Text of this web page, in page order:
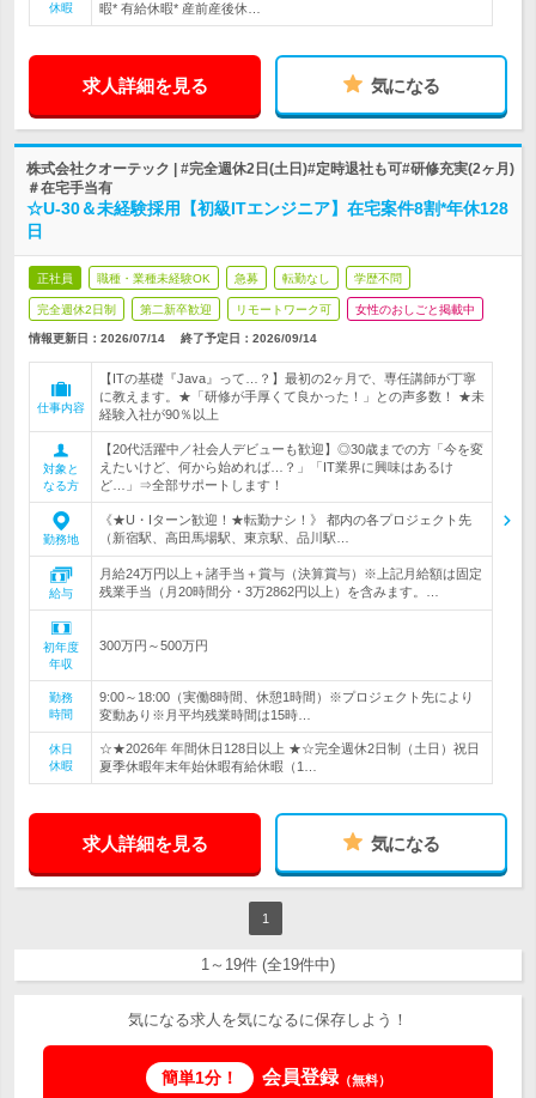
休暇
暇* 有給休暇* 産前産後休…
求人詳細を見る 気になる
株式会社クオーテック | #完全週休2日(土日)#定時退社も可#研修充実(2ヶ月)
＃在宅手当有
☆U-30＆未経験採用【初級ITエンジニア】在宅案件8割*年休128
日
正社員 職種・業種未経験OK 急募 転勤なし 学歴不問
完全週休2日制 第二新卒歓迎 リモートワーク可 女性のおしごと掲載中
情報更新日：2026/07/14 終了予定日： 2026/09/14
仕事内容
【ITの基礎『Java』って…？】最初の2ヶ月で、専任講師が丁寧
に教えます。★「研修が手厚くて良かった！」との声多数！ ★未
経験入社が90％以上
対象と
なる方
【20代活躍中／社会人デビューも歓迎】◎30歳までの方「今を変
えたいけど、何から始めれば…？」「IT業界に興味はあるけ
ど…」⇒全部サポートします！
勤務地
《★U・Iターン歓迎！★転勤ナシ！》 都内の各プロジェクト先
（新宿駅、高田馬場駅、東京駅、品川駅…
給与
月給24万円以上＋諸手当＋賞与（決算賞与）※上記月給額は固定
残業手当（月20時間分・3万2862円以上）を含みます。…
初年度
年収
300万円～500万円
勤務
時間
9:00～18:00（実働8時間、休憩1時間）※プロジェクト先により
変動あり※月平均残業時間は15時…
休日
休暇
☆★2026年 年間休日128日以上 ★☆完全週休2日制（土日）祝日
夏季休暇年末年始休暇有給休暇（1…
求人詳細を見る 気になる
1
1～19件 (全19件中)
気になる求人を気になるに保存しよう！
簡単1分！ 会員登録（無料）